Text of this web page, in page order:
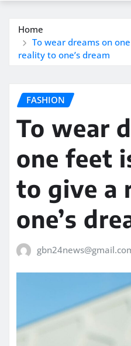
Home
To wear dreams on
reality to one’s dream
FASHION
To wear
one feet
to give a
one’s